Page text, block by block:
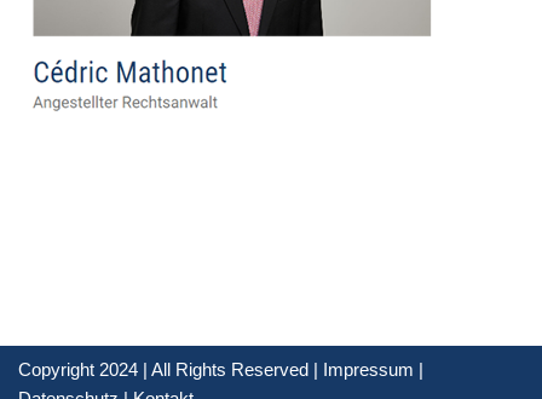
Copyright 2024 | All Rights Reserved | Impressum |